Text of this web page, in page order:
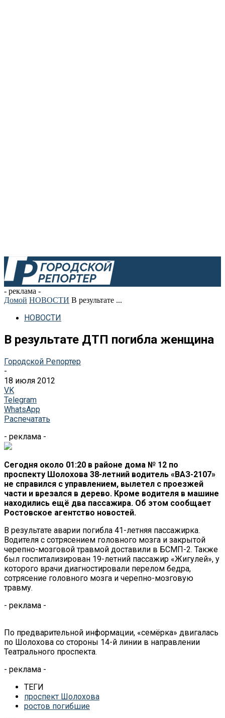
- реклама -
Домой НОВОСТИ В результате ...
НОВОСТИ
В результате ДТП погибла женщина
Городской Репортер
-
18 июля 2012
VK
Telegram
WhatsApp
Распечатать
- реклама -
Сегодня около 01:20 в районе дома № 12 по
проспекту Шолохова 38-летний водитель «ВАЗ-2107»
не справился с управлением, вылетел с проезжей
части и врезался в дерево. Кроме водителя в машине
находились ещё два пассажира. Об этом сообщает
Ростовское агентство новостей.
В результате аварии погибла 41-летняя пассажирка.
Водителя с сотрясением головного мозга и закрытой
черепно-мозговойтравмой доставили в БСМП-2. Также
был госпитализирован 19-летний пассажир «Жигулей», у
которого врачи диагностировали перелом бедра,
сотрясение головного мозга и черепно-мозговую
травму.
- реклама -
По предварительной информации, «семёрка» двигалась
по Шолохова со стороны 14-й линии в направлении
Театрального проспекта.
- реклама -
ТЕГИ
проспект Шолохова
ростов погибшие